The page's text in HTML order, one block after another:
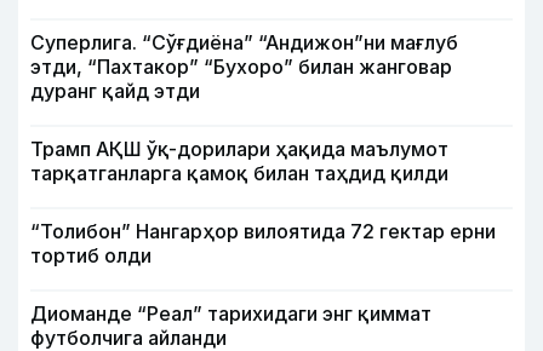
Суперлига. “Сўғдиёна” “Андижон”ни мағлуб
этди, “Пахтакор” “Бухоро” билан жанговар
дуранг қайд этди
Трамп АҚШ ўқ-дорилари ҳақида маълумот
тарқатганларга қамоқ билан таҳдид қилди
“Толибон” Нангарҳор вилоятида 72 гектар ерни
тортиб олди
Диоманде “Реал” тарихидаги энг қиммат
футболчига айланди